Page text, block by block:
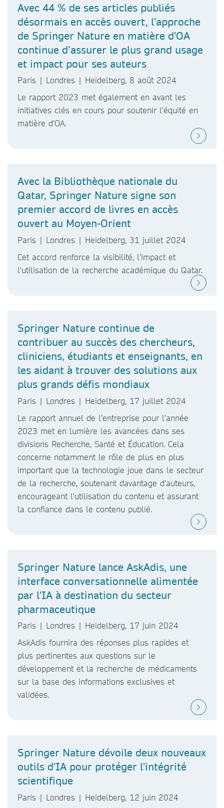
Avec 44 % de ses articles publiés
désormais en accès ouvert, l'approche
de Springer Nature en matière d'OA
continue d’assurer le plus grand usage
et impact pour ses auteurs
Paris | Londres | Heidelberg, 8 août 2024
Le rapport 2023 met également en avant les
initiatives clés en cours pour soutenir l'équité en
matière d'OA.
Avec la Bibliothèque nationale du
Qatar, Springer Nature signe son
premier accord de livres en accès
ouvert au Moyen-Orient
Paris | Londres | Heidelberg, 31 juillet 2024
Cet accord renforce la visibilité, l’impact et
l'utilisation de la recherche académique du Qatar.
Springer Nature continue de
contribuer au succès des chercheurs,
cliniciens, étudiants et enseignants, en
les aidant à trouver des solutions aux
plus grands défis mondiaux
Paris | Londres | Heidelberg, 17 juillet 2024
Le rapport annuel de l’entreprise pour l’année
2023 met en lumière les avancées dans ses
divisions Recherche, Santé et Éducation. Cela
concerne notamment le rôle de plus en plus
important que la technologie joue dans le secteur
de la recherche, soutenant davantage d'auteurs,
encourageant l'utilisation du contenu et assurant
la confiance dans le contenu publié.
Springer Nature lance AskAdis, une
interface conversationnelle alimentée
par l'IA à destination du secteur
pharmaceutique
Paris | Londres | Heidelberg, 17 juin 2024
AskAdis fournira des réponses plus rapides et
plus pertinentes aux questions sur le
développement et la recherche de médicaments
sur la base des informations exclusives et
validées.
Springer Nature dévoile deux nouveaux
outils d'IA pour protéger l'intégrité
scientifique
Paris | Londres | Heidelberg, 12 juin 2024